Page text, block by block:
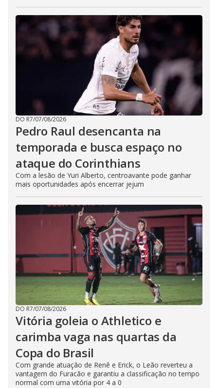
DO R7/07/08/2026
Pedro Raul desencanta na
temporada e busca espaço no
ataque do Corinthians
Com a lesão de Yuri Alberto, centroavante pode ganhar
mais oportunidades após encerrar jejum
DO R7/07/08/2026
Vitória goleia o Athletico e
carimba vaga nas quartas da
Copa do Brasil
Com grande atuação de Renê e Erick, o Leão reverteu a
vantagem do Furacão e garantiu a classificação no tempo
normal com uma vitória por 4 a 0